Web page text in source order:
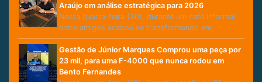
Araújo em análise estratégica para 2026
Nesta quarta-feira (30), durante um café informal
entre amigos acabou se transformando em…
Gestão de Júnior Marques Comprou uma peça por
23 mil, para uma F-4000 que nunca rodou em
Bento Fernandes